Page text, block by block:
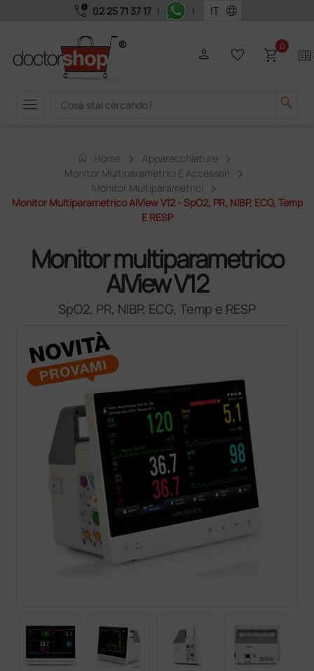
call_quality 02 25 71 37 17 | | language
menu search
person favorite_border shopping_cart0 two_pager
home Home
Apparecchiature
Monitor Multiparametrici E Accessori
Monitor Multiparametrici
Monitor Multiparametrico AIView V12 - SpO2, PR, NIBP, ECG, Temp
E RESP
Monitor multiparametrico
AIView V12
SpO2, PR, NIBP, ECG, Temp e RESP